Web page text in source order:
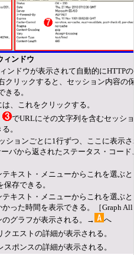
ィンドウ
ンドウが表示されて自動的にHTTP
クリックすると、セッション内容の
る。
、これをクリックする。
でURLにその文字列を含むセッショ
。
ションごとに1行ずつ、ここに表示
バから返されたステータス・コード
キスト・メニューからこれを選ぶ
存できる。
キスト・メニューからこれを選ぶ
った時間を表示できる。［Graph
のグラフが表示される。→
へ
エストの詳細が表示される。
ポンスの詳細が表示される。